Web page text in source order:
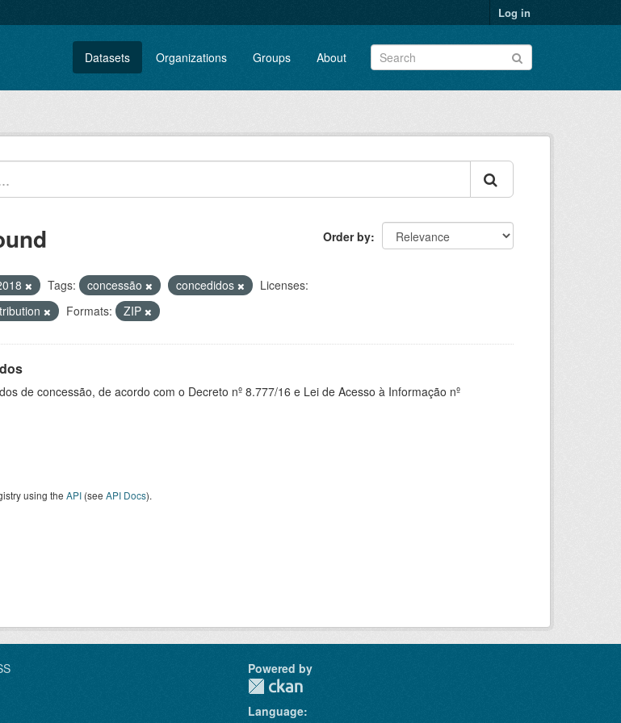
Log in
Datasets Organizations Groups About
Order by
Tags: concessão concedidos
Licenses:
Formats: ZIP
de concessão, de acordo com o Decreto nº 8.777/16 e Lei de Acesso à Informação nº
using the API (see API Docs).
Powered by
Language